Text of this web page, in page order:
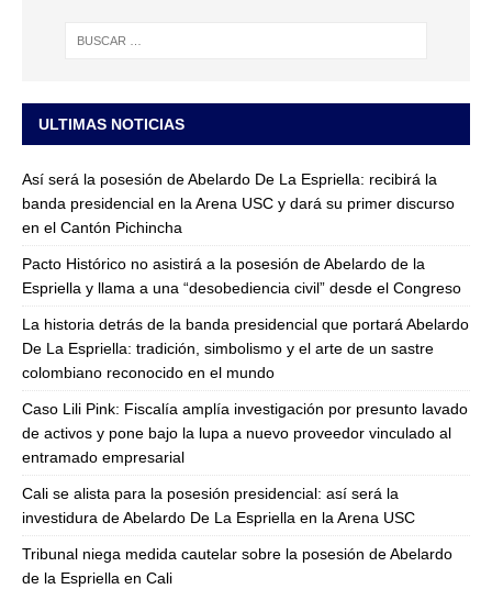
ULTIMAS NOTICIAS
Así será la posesión de Abelardo De La Espriella: recibirá la
banda presidencial en la Arena USC y dará su primer discurso
en el Cantón Pichincha
Pacto Histórico no asistirá a la posesión de Abelardo de la
Espriella y llama a una “desobediencia civil” desde el Congreso
La historia detrás de la banda presidencial que portará Abelardo
De La Espriella: tradición, simbolismo y el arte de un sastre
colombiano reconocido en el mundo
Caso Lili Pink: Fiscalía amplía investigación por presunto lavado
de activos y pone bajo la lupa a nuevo proveedor vinculado al
entramado empresarial
Cali se alista para la posesión presidencial: así será la
investidura de Abelardo De La Espriella en la Arena USC
Tribunal niega medida cautelar sobre la posesión de Abelardo
de la Espriella en Cali